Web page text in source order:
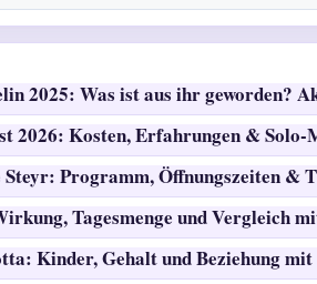
2025: Was ist aus ihr geworden?
2026: Kosten, Erfahrungen & Solo-
Programm, Öffnungszeiten &
Tagesmenge und Vergleich
Kinder, Gehalt und Beziehung